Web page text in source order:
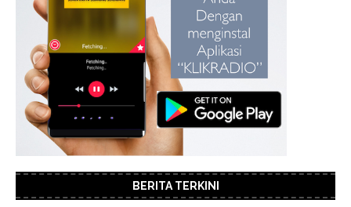
BERITA TERKINI